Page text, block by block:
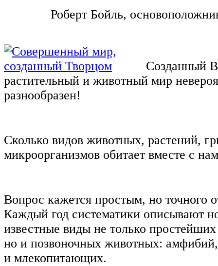
Роберт Бойль,
Созданный
растительный и животный мир
разнообразен!
Сколько видов животных, растений,
микроорганизмов обитает вместе с
Вопрос кажется простым, но точного
Каждый год систематики описывают
известные виды не только
но и позвоночных животных:
и млекопитающих.